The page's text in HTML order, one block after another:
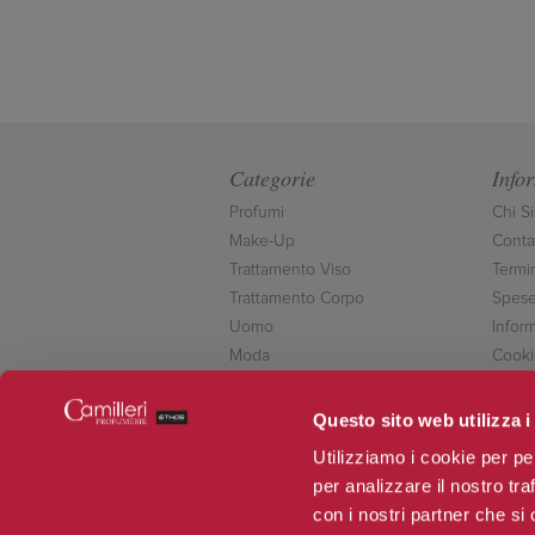
Questo sito web utilizza i
Utilizziamo i cookie per
per analizzare il nostro
con i nostri partner che si
Categorie
Profumi
Make-Up
Trattamento Viso
Trattamento Corpo
Uomo
Moda
Chi